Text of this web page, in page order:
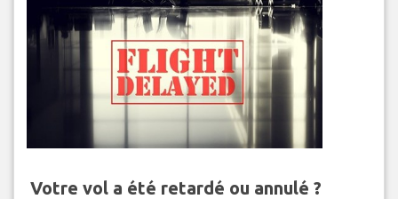
Votre vol a été retardé ou annulé ?